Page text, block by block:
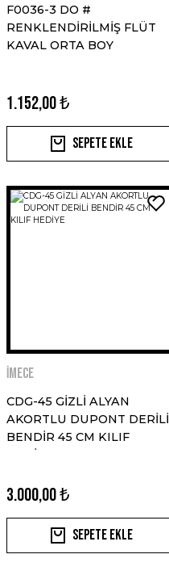
F0036-3 DO #
RENKLENDİRİLMİŞ FLÜT
KAVAL ORTA BOY
1.152,00 ₺
Sepete Ekle
İMECE
CDG-45 GİZLİ ALYAN
AKORTLU DUPONT DERİLİ
BENDİR 45 CM KILIF
HEDİYE
3.000,00 ₺
Sepete Ekle